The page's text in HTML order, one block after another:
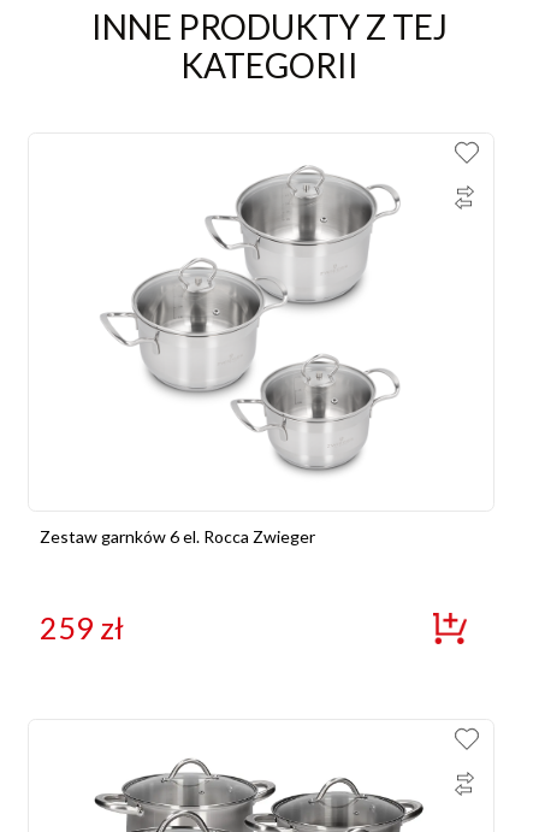
INNE PRODUKTY Z TEJ
KATEGORII
Zestaw garnków 6 el. Rocca Zwieger
259 zł